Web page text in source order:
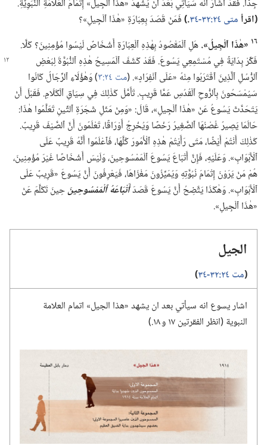
جِدًّا.‏ فَقَدْ أَشَارَ أَنَّهُ سَيَأْتِي بَعْدَ أَنْ يَشْهَدَ «هٰذَا ٱلْجِيلُ» إِتْمَامَ ٱلْعَلَامَةِ ٱلنَّبَوِيَّةِ.‏
‏(‏اقرأ متى ٢٤:‏​٣٢-‏٣٤ ‏.‏)‏فَمَنْ قَصَدَ بِعِبَارَةِ «هٰذَا ٱلْجِيلِ»؟‏
١٦ ‏«هٰذَا ٱلْجِيلُ».‏هَلِ ٱلْمَقْصُودُ بِهٰذِهِ ٱلْعِبَارَةِ أَشْخَاصٌ لَيْسُوا مُؤْمِنِينَ؟‏ كَلَّا.‏
فَكِّرْ بِدَايَةً فِي مُسْتَمِعِي يَسُوعَ.‏ فَقَدْ كَشَفَ ٱلْمَسِيحُ هٰذِهِٱلنُّبُوَّةَ لِبَعْضِ
ٱلرُّسُلِ ٱلَّذِينَ ٱقْتَرَبُوا مِنْهُ «عَلَى ٱنْفِرَادٍ».‏ (‏مت ٢٤:‏٣
‏)‏ وَهٰؤُلَاءِ ٱلرِّجَالُ كَانُوا
سَيُمْسَحُونَ بِٱلرُّوحِ ٱلْقُدُسِ عَمَّا قَرِيبٍ.‏ تَأَمَّلْ كَذٰلِكَ فِي سِيَاقِ ٱلْكَلَامِ.‏ فَقَبْلَ أَنْ
يَتَحَدَّثَ يَسُوعُ عَنْ «هٰذَا ٱلْجِيلِ»،‏ قَالَ:‏ «وَمِنْ مَثَلِ شَجَرَةِ ٱلتِّينِ تَعَلَّمُوا هٰذَا:‏
حَالَمَا يَصِيرُ غُصْنُهَا ٱلصَّغِيرُ رَخْصًا وَيُخْرِجُ أَوْرَاقًا،‏ تَعْلَمُونَ أَنَّ ٱلصَّيْفَ قَرِيبٌ.‏
كَذٰلِكَ أَنْتُمْ أَيْضًا،‏ مَتَى رَأَيْتُمْ هٰذِهِ ٱلْأُمُورَ كُلَّهَا،‏ فَٱعْلَمُوا أَنَّهُ قَرِيبٌ عَلَى
ٱلْأَبْوَابِ».‏ وَعَلَيْهِ،‏ فَإِنَّ أَتْبَاعَ يَسُوعَ ٱلْمَمْسُوحِينَ،‏ وَلَيْسَ أَشْخَاصًا غَيْرَ مُؤْمِنِينَ،‏
هُمْ مَنْ يَرَوْنَ إِتْمَامَ نُبُوَّتِهِ وَيُمَيِّزُونَ مَغْزَاهَا،‏ فَيَعْرِفُونَ أَنَّ يَسُوعَ «قَرِيبٌ عَلَى
ٱلْأَبْوَابِ».‏ وَهٰكَذَا يَتَّضِحُ أَنَّ يَسُوعَ قَصَدَأَتْبَاعَهُ ٱلْمَمْسُوحِينَحِينَ تَكَلَّمَ عَنْ
«هٰذَا ٱلْجِيلِ».‏
الجيل
‏(‏مت ٢٤:‏​٣٢-‏٣٤
‏)‏
اشار يسوع انه سيأتي بعد ان يشهد «هذا الجيل» اتمام العلامة
النبوية (‏انظر الفقرتين ١٧ و ١٨.‏)‏